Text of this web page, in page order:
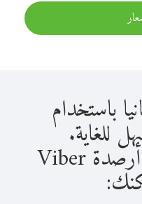
باستخدام
بمجرد حصولك على أرصدة Viber